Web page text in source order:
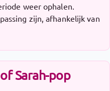
weer ophalen.
zijn, afhankelijk van
Sarah-pop